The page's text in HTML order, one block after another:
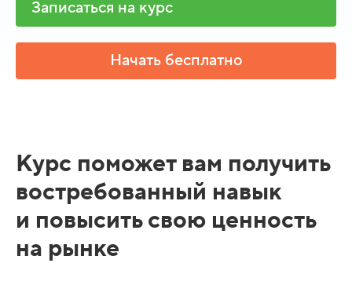
Записаться на курс
Начать бесплатно
Курс поможет вам получить
востребованный навык
и повысить свою ценность
на рынке